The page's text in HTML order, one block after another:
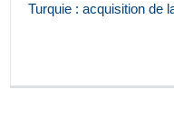
Turquie : acquisition de